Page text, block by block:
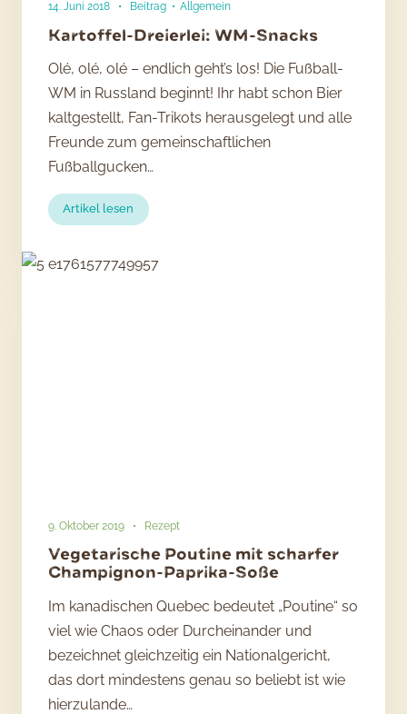
14. Juni 2018 • Beitrag • Allgemein
Kartoffel-Dreierlei: WM-Snacks
Olé, olé, olé – endlich geht’s los! Die Fußball-
WM in Russland beginnt! Ihr habt schon Bier
kaltgestellt, Fan-Trikots herausgelegt und alle
Freunde zum gemeinschaftlichen
Fußballgucken…
Artikel lesen
Kartoffel-
WM-
9. Oktober 2019 • Rezept
Vegetarische Poutine mit scharfer
Champignon-Paprika-Soße
Im kanadischen Quebec bedeutet „Poutine“ so
viel wie Chaos oder Durcheinander und
bezeichnet gleichzeitig ein Nationalgericht,
das dort mindestens genau so beliebt ist wie
hierzulande…